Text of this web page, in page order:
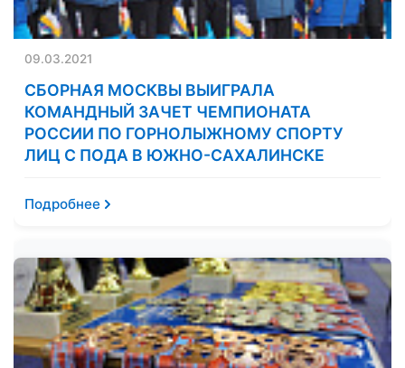
09.03.2021
СБОРНАЯ МОСКВЫ ВЫИГРАЛА
КОМАНДНЫЙ ЗАЧЕТ ЧЕМПИОНАТА
РОССИИ ПО ГОРНОЛЫЖНОМУ СПОРТУ
ЛИЦ С ПОДА В ЮЖНО-САХАЛИНСКЕ
Подробнее